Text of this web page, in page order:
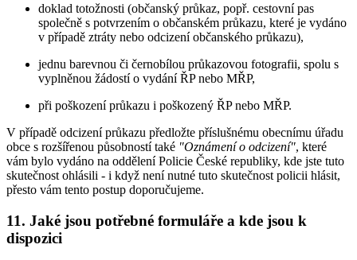
doklad totožnosti (občanský průkaz, popř. cestovní pas
společně s potvrzením o občanském průkazu, které je vydáno
v případě ztráty nebo odcizení občanského průkazu),
jednu barevnou či černobílou průkazovou fotografii, spolu s
vyplněnou žádostí o vydání ŘP nebo MŘP,
při poškození průkazu i poškozený ŘP nebo MŘP.
V případě odcizení průkazu předložte příslušnému obecnímu úřadu
obce s rozšířenou působností také "Oznámení o odcizení", které
vám bylo vydáno na oddělení Policie České republiky, kde jste tuto
skutečnost ohlásili - i když není nutné tuto skutečnost policii hlásit,
přesto vám tento postup doporučujeme.
11. Jaké jsou potřebné formuláře a kde jsou k
dispozici